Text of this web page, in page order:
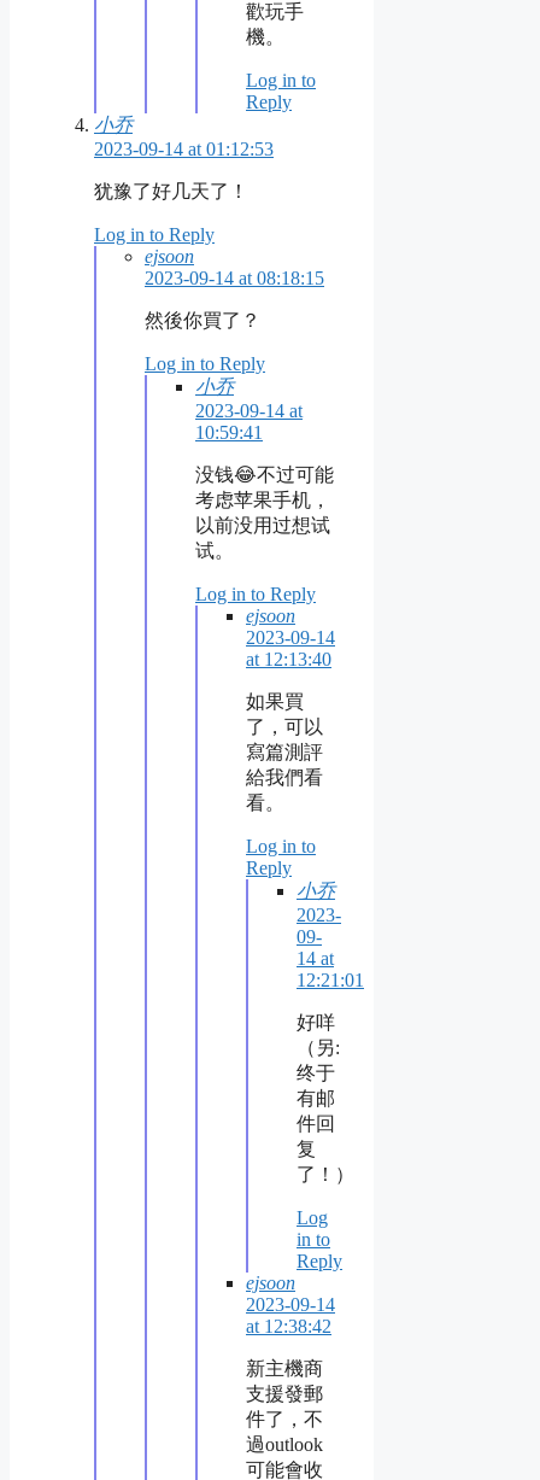
歡玩手
機。
Log in to
Reply
小乔
2023-09-14 at 01:12:53
犹豫了好几天了！
Log in to Reply
ejsoon
2023-09-14 at 08:18:15
然後你買了？
Log in to Reply
小乔
2023-09-14 at
10:59:41
没钱😂不过可能
考虑苹果手机，
以前没用过想试
试。
Log in to Reply
ejsoon
2023-09-14
at 12:13:40
如果買
了，可以
寫篇測評
給我們看
看。
Log in to
Reply
小乔
2023-
09-
14 at
12:21:01
好咩
（另:
终于
有邮
件回
复
了！）
Log
in to
Reply
ejsoon
2023-09-14
at 12:38:42
新主機商
支援發郵
件了，不
過outlook
可能會收